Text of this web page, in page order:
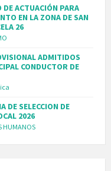
ACTUACIÓN PARA
EN LA ZONA DE SAN
26
ADMITIDOS
CONDUCTOR DE
DE SELECCION DE
2026
HUMANOS